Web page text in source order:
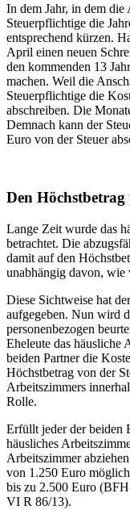
In dem Jahr, in dem
Steuerpflichtige die
entsprechend kürzen.
April einen neuen
den kommenden 13
machen. Weil die
Steuerpflichtige die
abschreiben. Die
Demnach kann der
Euro von der Steuer
Den Höchstbetrag
Lange Zeit wurde das
betrachtet. Die
damit auf den
unabhängig davon, wie
Diese Sichtweise hat
aufgegeben. Nun wird
personenbezogen
Eheleute das häusliche
beiden Partner die
Höchstbetrag von der
Arbeitszimmers
Rolle.
Erfüllt jeder der beiden
häusliches
Arbeitszimmer
von 1.250 Euro
bis zu 2.500 Euro
VI R 86/13).